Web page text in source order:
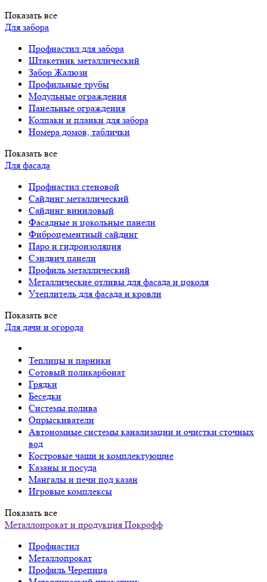
Показать все
Для забора
Профнастил для забора
Штакетник металлический
Забор Жалюзи
Профильные трубы
Модульные ограждения
Панельные ограждения
Колпаки и планки для забора
Номера домов, таблички
Показать все
Для фасада
Профнастил стеновой
Сайдинг металлический
Сайдинг виниловый
Фасадные и цокольные панели
Фиброцементный сайдинг
Паро и гидроизоляция
Сэндвич панели
Профиль металлический
Металлические отливы для фасада и цоколя
Утеплитель для фасада и кровли
Показать все
Для дачи и огорода
Теплицы и парники
Сотовый поликарбонат
Грядки
Беседки
Системы полива
Опрыскиватели
Автономные системы канализации и очистки сточных
вод
Костровые чаши и комплектующие
Казаны и посуда
Мангалы и печи под казан
Игровые комплексы
Показать все
Металлопрокат и продукция Покрофф
Профнастил
Металлопрокат
Профиль Черепица